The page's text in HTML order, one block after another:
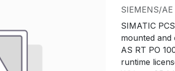
SIEMENS/AE
SIMATIC
mounted and
AS RT PO
runtime